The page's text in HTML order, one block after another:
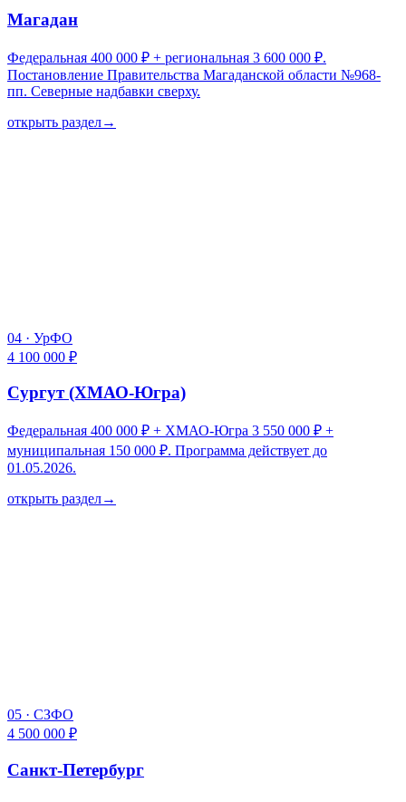
Магадан
Федеральная 400 000 ₽ + региональная 3 600 000 ₽.
Постановление Правительства Магаданской области №968-
пп. Северные надбавки сверху.
открыть раздел→
04 · УрФО
4 100 000 ₽
Сургут (ХМАО-Югра)
Федеральная 400 000 ₽ + ХМАО-Югра 3 550 000 ₽ +
муниципальная 150 000 ₽. Программа действует до
01.05.2026.
открыть раздел→
05 · СЗФО
4 500 000 ₽
Санкт-Петербург